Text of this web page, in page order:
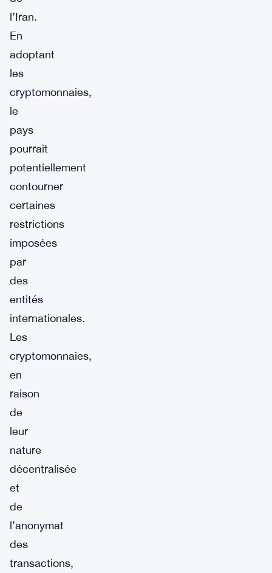
l’Iran.
En
adoptant
les
cryptomonnaies,
le
pays
pourrait
potentiellement
contourner
certaines
restrictions
imposées
par
des
entités
internationales.
Les
cryptomonnaies,
en
raison
de
leur
nature
décentralisée
et
de
l’anonymat
des
transactions,